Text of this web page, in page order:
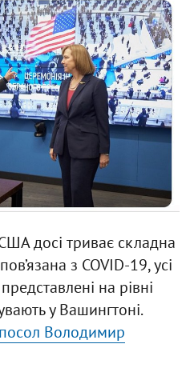
досі триває складна
з COVID-19, усі
на рівні
у Вашингтоні.
Володимир